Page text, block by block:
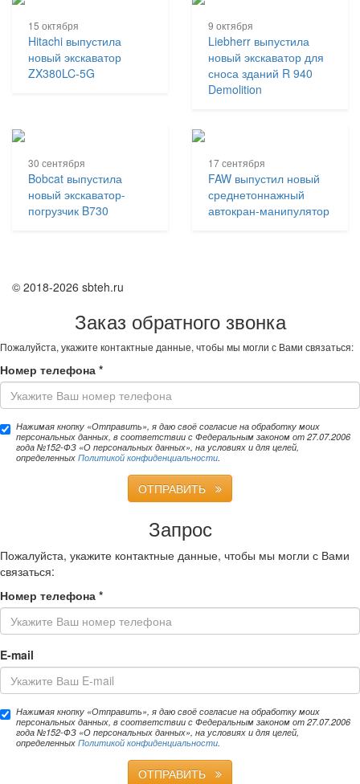
15 октября
Hitachi выпустила
новый экскаватор
ZX380LC-5G
9 октября
Liebherr выпустила
новый экскаватор для
сноса зданий R 940
Demolition
30 сентября
Bobcat выпустила
новый экскаватор-
погрузчик B730
17 сентября
FAW выпустил новый
среднетоннажный
автокран-манипулятор
© 2018-2026 sbteh.ru
Заказ обратного звонка
Пожалуйста, укажите контактные данные, чтобы мы могли с Вами связаться:
Номер телефона *
Нажимая кнопку «Отправить», я даю своё согласие на обработку моих
персональных данных, в соответствии с Федеральным законом от 27.07.2006
года №152-ФЗ «О персональных данных», на условиях и для целей,
определенных Политикой конфиденциальности
ОТПРАВИТЬ
Запрос
Пожалуйста, укажите контактные данные, чтобы мы могли с Вами
связаться:
Номер телефона *
E-mail
Нажимая кнопку «Отправить», я даю своё согласие на обработку моих
персональных данных, в соответствии с Федеральным законом от 27.07.2006
года №152-ФЗ «О персональных данных», на условиях и для целей,
определенных Политикой конфиденциальности
ОТПРАВИТЬ